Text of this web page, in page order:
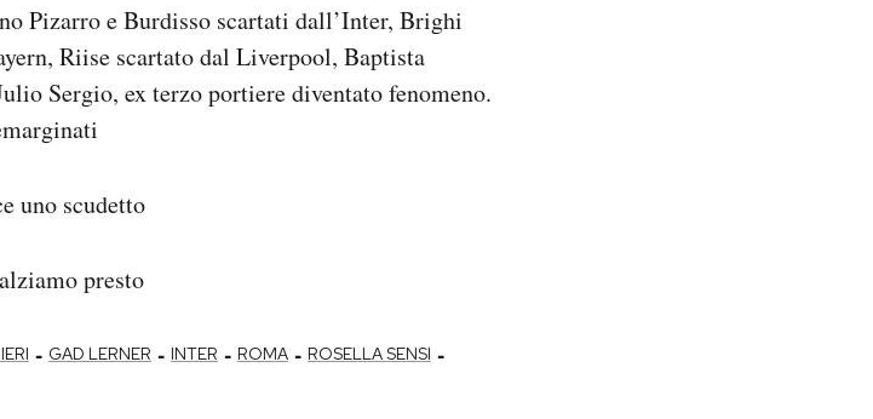
Pizarro e Burdisso scartati dall’Inter, Brighi
Riise scartato dal Liverpool, Baptista
Sergio, ex terzo portiere diventato fenomeno.
uno scudetto
presto
- GAD LERNER - INTER - ROMA - ROSELLA SENSI -